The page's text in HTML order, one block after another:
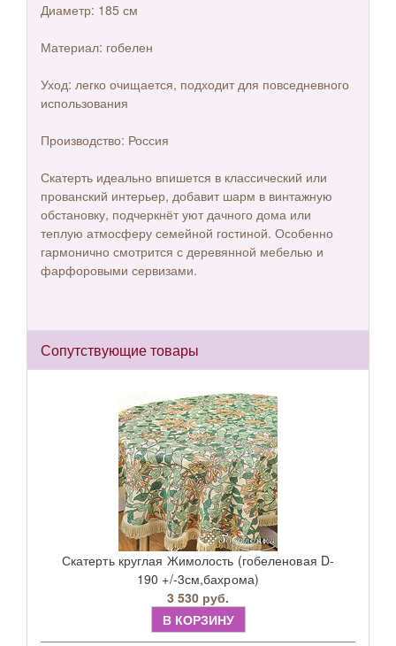
Диаметр: 185 см
Материал: гобелен
Уход: легко очищается, подходит для повседневного
использования
Производство: Россия
Скатерть идеально впишется в классический или
прованский интерьер, добавит шарм в винтажную
обстановку, подчеркнёт уют дачного дома или
теплую атмосферу семейной гостиной. Особенно
гармонично смотрится с деревянной мебелью и
фарфоровыми сервизами.
Сопутствующие товары
Скатерть круглая Жимолость (гобеленовая D-
190 +/-3см,бахрома)
3 530 руб.
В КОРЗИНУ